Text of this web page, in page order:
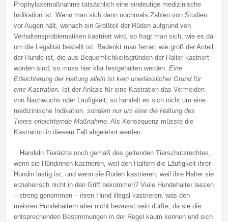
Prophylaxemaßnahme tatsächlich eine eindeutige medizinische
Indikation ist. Wenn man sich dann nochmals Zahlen von Studien
vor Augen hält, wonach ein Großteil der Rüden aufgrund von
Verhaltensproblematiken kastriert wird, so fragt man sich, wie es da
um die Legalität bestellt ist. Bedenkt man ferner, wie groß der Anteil
der Hunde ist, die aus Bequemlichkeitsgründen der Halter kastriert
worden sind, so muss hier klar festgehalten werden: Eine
Erleichterung der Haltung allein ist kein unerlässlicher Grund für
eine Kastration. Ist der Anlass für eine Kastration das Vermeiden
von Nachwuchs oder Läufigkeit, so handelt es sich nicht um eine
medizinische Indikation, sondern nur um eine die Haltung des
Tieres erleichternde Maßnahme. Als Konsequenz müsste die
Kastration in diesem Fall abgelehnt werden.
Handeln Tierärzte noch gemäß des geltenden Tierschutzrechtes,
wenn sie Hündinnen kastrieren, weil den Haltern die Läufigkeit ihrer
Hündin lästig ist, und wenn sie Rüden kastrieren, weil ihre Halter sie
erzieherisch nicht in den Griff bekommen? Viele Hundehalter lassen
– streng genommen – ihren Hund illegal kastrieren, was den
meisten Hundehaltern aber nicht bewusst sein dürfte, da sie die
entsprechenden Bestimmungen in der Regel kaum kennen und sich